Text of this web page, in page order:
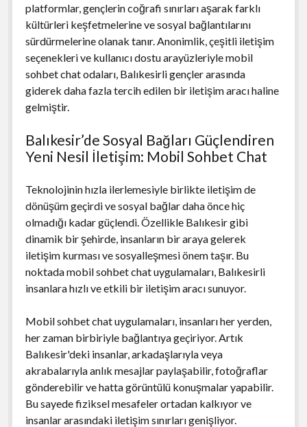
platformlar, gençlerin coğrafi sınırları aşarak farklı
kültürleri keşfetmelerine ve sosyal bağlantılarını
sürdürmelerine olanak tanır. Anonimlik, çeşitli iletişim
seçenekleri ve kullanıcı dostu arayüzleriyle mobil
sohbet chat odaları, Balıkesirli gençler arasında
giderek daha fazla tercih edilen bir iletişim aracı haline
gelmiştir.
Balıkesir’de Sosyal Bağları Güçlendiren
Yeni Nesil İletişim: Mobil Sohbet Chat
Teknolojinin hızla ilerlemesiyle birlikte iletişim de
dönüşüm geçirdi ve sosyal bağlar daha önce hiç
olmadığı kadar güçlendi. Özellikle Balıkesir gibi
dinamik bir şehirde, insanların bir araya gelerek
iletişim kurması ve sosyalleşmesi önem taşır. Bu
noktada mobil sohbet chat uygulamaları, Balıkesirli
insanlara hızlı ve etkili bir iletişim aracı sunuyor.
Mobil sohbet chat uygulamaları, insanları her yerden,
her zaman birbiriyle bağlantıya geçiriyor. Artık
Balıkesir'deki insanlar, arkadaşlarıyla veya
akrabalarıyla anlık mesajlar paylaşabilir, fotoğraflar
gönderebilir ve hatta görüntülü konuşmalar yapabilir.
Bu sayede fiziksel mesafeler ortadan kalkıyor ve
insanlar arasındaki iletişim sınırları genişliyor.